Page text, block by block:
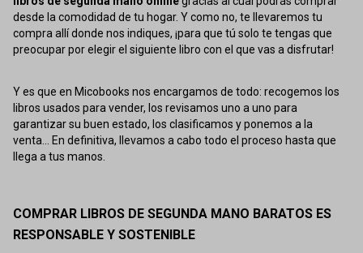
desde la comodidad de tu hogar. Y como no, te llevaremos tu
compra allí donde nos indiques, ¡para que tú solo te tengas que
preocupar por elegir el siguiente libro con el que vas a disfrutar!
Y es que en Micobooks nos encargamos de todo: recogemos los
libros usados para vender, los revisamos uno a uno para
garantizar su buen estado, los clasificamos y ponemos a la
venta... En definitiva, llevamos a cabo todo el proceso hasta que
llega a tus manos.
COMPRAR LIBROS DE SEGUNDA MANO BARATOS ES
RESPONSABLE Y SOSTENIBLE